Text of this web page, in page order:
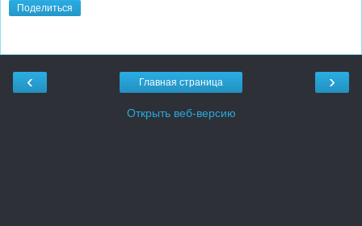
Поделиться
‹ ›
Главная страница
Открыть веб-версию